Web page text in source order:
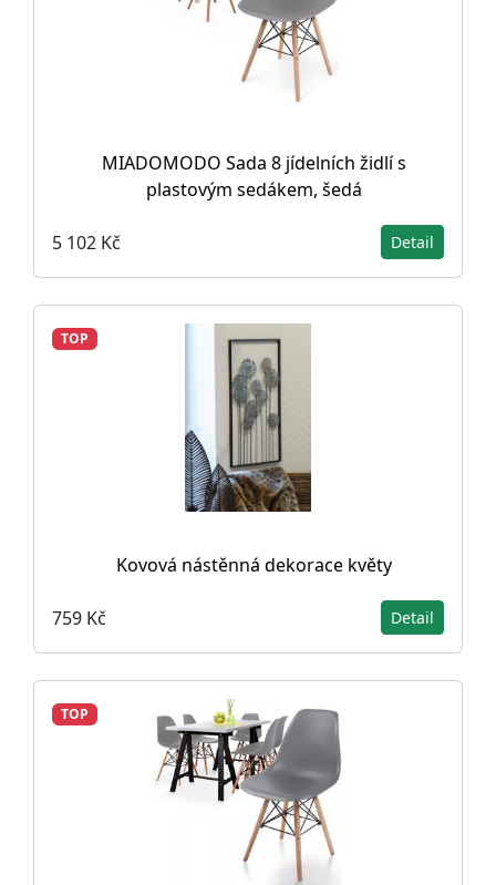
MIADOMODO Sada 8 jídelních židlí s
plastovým sedákem, šedá
5 102 Kč Detail
TOP
Kovová nástěnná dekorace květy
759 Kč Detail
TOP